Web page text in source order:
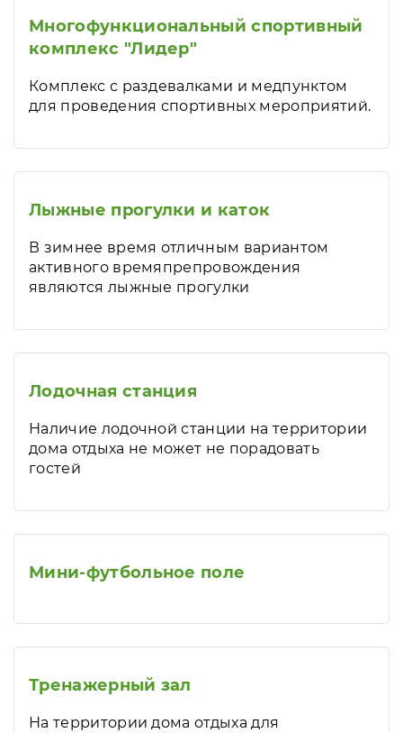
Многофункциональный спортивный
комплекс "Лидер"
Комплекс с раздевалками и медпунктом
для проведения спортивных мероприятий.
Лыжные прогулки и каток
В зимнее время отличным вариантом
активного времяпрепровождения
являются лыжные прогулки
Лодочная станция
Наличие лодочной станции на территории
дома отдыха не может не порадовать
гостей
Мини-футбольное поле
Тренажерный зал
На территории дома отдыха для